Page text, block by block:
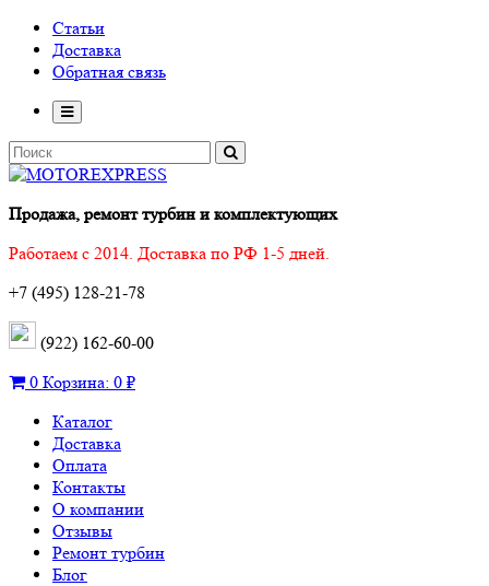
Статьи
Доставка
Обратная связь
Продажа, ремонт турбин и комплектующих
Работаем с 2014. Доставка по РФ 1-5 дней.
+7 (495) 128-21-78
(922) 162-60-00
0 Корзина: 0 ₽
Каталог
Доставка
Оплата
Контакты
О компании
Отзывы
Ремонт турбин
Блог